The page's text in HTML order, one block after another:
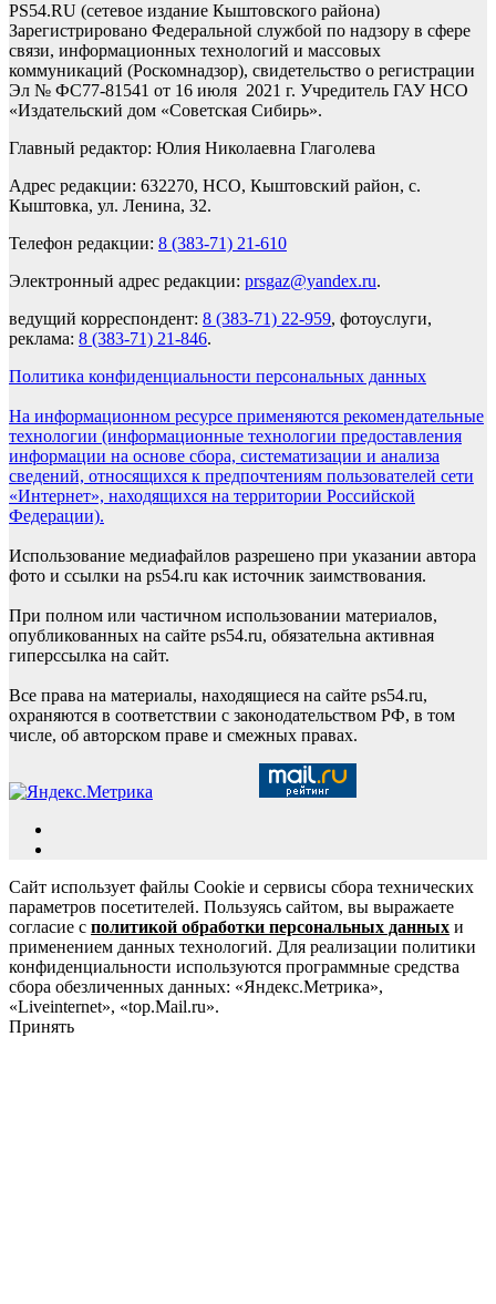
PS54.RU (сетевое издание Кыштовского района)
Зарегистрировано Федеральной службой по надзору в сфере
связи, информационных технологий и массовых
коммуникаций (Роскомнадзор), свидетельство о регистрации
Эл № ФС77-81541 от 16 июля 2021 г. Учредитель ГАУ НСО
«Издательский дом «Советская Сибирь».
Главный редактор: Юлия Николаевна Глаголева
Адрес редакции: 632270, НСО, Кыштовский район, с.
Кыштовка, ул. Ленина, 32.
Телефон редакции: 8 (383-71) 21-610
Электронный адрес редакции: prsgaz@yandex.ru.
ведущий корреспондент: 8 (383-71) 22-959, фотоуслуги,
реклама: 8 (383-71) 21-846.
Политика конфиденциальности персональных данных
На информационном ресурсе применяются рекомендательные
технологии (информационные технологии предоставления
информации на основе сбора, систематизации и анализа
сведений, относящихся к предпочтениям пользователей сети
«Интернет», находящихся на территории Российской
Федерации).
Использование медиафайлов разрешено при указании автора
фото и ссылки на ps54.ru как источник заимствования.
При полном или частичном использовании материалов,
опубликованных на сайте ps54.ru, обязательна активная
гиперссылка на сайт.
Все права на материалы, находящиеся на сайте ps54.ru,
охраняются в соответствии с законодательством РФ, в том
числе, об авторском праве и смежных правах.
Сайт использует файлы Cookie и сервисы сбора технических
параметров посетителей. Пользуясь сайтом, вы выражаете
согласие с политикой обработки персональных данных и
применением данных технологий. Для реализации политики
конфиденциальности используются программные средства
сбора обезличенных данных: «Яндекс.Метрика»,
«Liveinternet», «top.Mail.ru».
Принять